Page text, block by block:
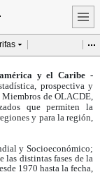
y el Caribe -
prospectiva y
Miembros de OLACDE,
que permiten la
y para la región,
y Socioeconómico;
las distintas fases de la
1970 hasta la fecha,